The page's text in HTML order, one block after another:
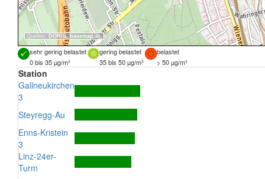
Quellen: DORIS, basemap.at
sehr gering belastet gering belastet
belastet
0 bis 35 µg/m³
35 bis 50 µg/m³ > 50 µg/m³
Station
Gallneukirchen
3
Steyregg-Au
Enns-Kristein
3
Linz-24er-
Turm